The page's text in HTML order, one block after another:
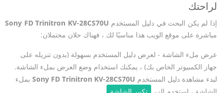
لراحتك
إذا لم يكن البحث في دليل المستخدم Sony FD Trinitron KV-28CS70U
مباشرة على موقع الويب هذا مناسبًا لك ، فهناك حلان محتملان:
عرض ملء الشاشة - لعرض دليل المستخدم بسهولة (بدون تنزيله على
جهاز الكمبيوتر الخاص بك) ، يمكنك استخدام وضع العرض بملء الشاشة.
لبدء مشاهدة دليل المستخدم Sony FD Trinitron KV-28CS70U بملء